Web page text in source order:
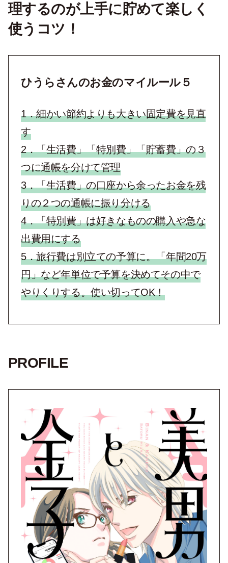
理するのが上手に貯めて楽しく
使うコツ！
ひうらさんのお金のマイルール５
1．細かい節約よりも大きい固定費を見直
す
2．「生活費」「特別費」「貯蓄費」の３
つに通帳を分けて管理
3．「生活費」の口座から余ったお金を残
りの２つの通帳に振り分ける
4．「特別費」は好きなものの購入や急な
出費用にする
5．旅行費は別立ての予算に。「年間20万
円」など年単位で予算を決めてその中で
やりくりする。使い切ってOK！
PROFILE